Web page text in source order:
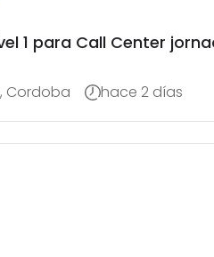
1 para Call Center
Cordoba
hace 2 días